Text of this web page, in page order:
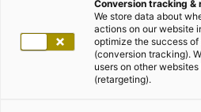
Conversion tracking &
We store data about
actions on our website
optimize the success
(conversion tracking).
users on other
(retargeting).